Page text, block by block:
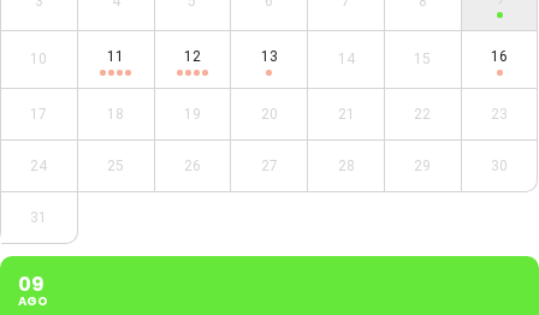
10 11 12 13 14 15 16
17 18 19 20 21 22 23
24 25 26 27 28 29 30
31
09
AGO